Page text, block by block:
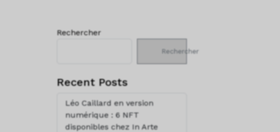
Rechercher
Rechercher
Recent Posts
Léo Caillard en version
numérique : 6 NFT
disponibles chez In Arte